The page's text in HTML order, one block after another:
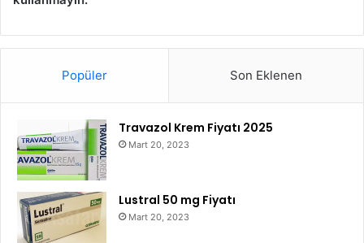
Popüler Son Eklenen
Travazol Krem Fiyatı 2025
Mart 20, 2023
Lustral 50 mg Fiyatı
Mart 20, 2023